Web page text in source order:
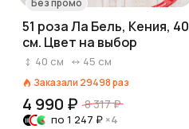
51 роза Ла Бель, Кения, 40
см. Цвет на выбор
40 см 45 см
Заказали 29498раз
4 990 ₽ 8 317 ₽
по 1 247 ₽ ×4